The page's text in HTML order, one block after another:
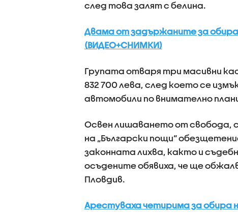
след това залят с белина.
Двама от задържаните за
(ВИДЕО+СНИМКИ)
Групата отваря три масивни
832 700 лева, след което се
автомобили по внимателно
Освен лишаването от свобода,
на „Български пощи“
законната лихва, както и
осъдените обявиха, че ще
Пловдив.
Арестуваха четирима за обира